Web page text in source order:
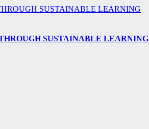
SUSTAINABLE LEARNING